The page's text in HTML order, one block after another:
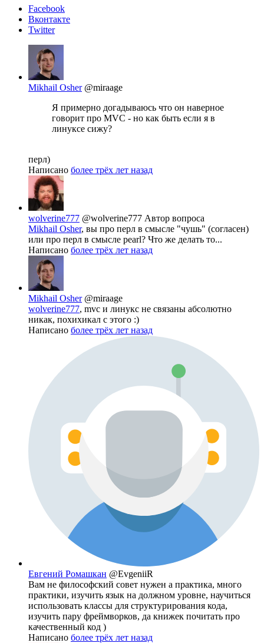
Facebook
Вконтакте
Twitter
Mikhail Osher @miraage
Я примерно догадываюсь что он наверное
говорит про MVC - но как быть если я в
линуксе сижу?
перл)
Написано более трёх лет назад
wolverine777 @wolverine777 Автор вопроса
Mikhail Osher, вы про перл в смысле "чушь" (согласен)
или про перл в смысле pearl? Что же делать то...
Написано более трёх лет назад
Mikhail Osher @miraage
wolverine777, mvc и линукс не связаны абсолютно
никак, похихикал с этого :)
Написано более трёх лет назад
Евгений Ромашкан @EvgeniiR
Вам не философский совет нужен а практика, много
практики, изучить язык на должном уровне, научиться
использовать классы для структурирования кода,
изучить пару фреймворков, да книжек почитать про
качественный код )
Написано более трёх лет назад